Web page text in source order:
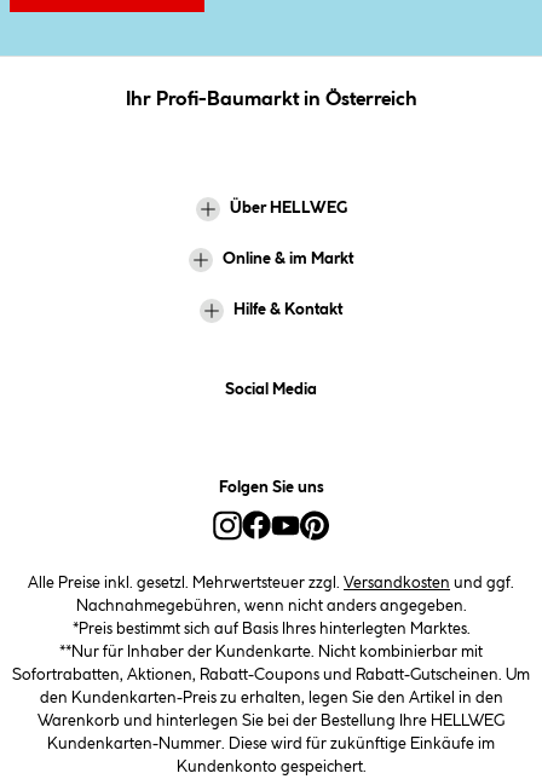
Ihr Profi-Baumarkt in Österreich
Über HELLWEG
Online & im Markt
Hilfe & Kontakt
Social Media
Folgen Sie uns
Alle Preise inkl. gesetzl. Mehrwertsteuer zzgl. Versandkosten und ggf.
Nachnahmegebühren, wenn nicht anders angegeben.
*Preis bestimmt sich auf Basis Ihres hinterlegten Marktes.
**Nur für Inhaber der Kundenkarte. Nicht kombinierbar mit
Sofortrabatten, Aktionen, Rabatt-Coupons und Rabatt-Gutscheinen. Um
den Kundenkarten-Preis zu erhalten, legen Sie den Artikel in den
Warenkorb und hinterlegen Sie bei der Bestellung Ihre HELLWEG
Kundenkarten-Nummer. Diese wird für zukünftige Einkäufe im
Kundenkonto gespeichert.